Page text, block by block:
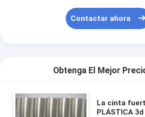
Contactar ahora
Obtenga El Mejor
La cinta
PLÁSTICA